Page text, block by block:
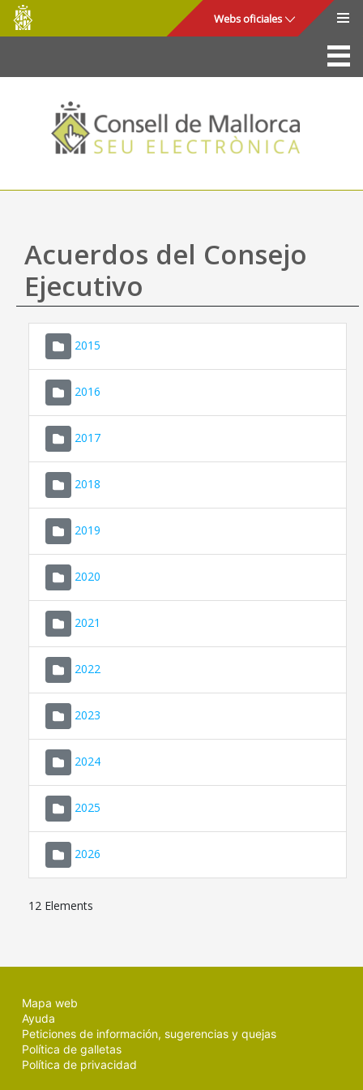
Saltar al contenido principal
Consell
de
Mallorca
Webs oficiales
La Sede
Consejo de Mallorca
Acceso y seguridad
Utilidades
Mapa web
Ayuda
Acuerdos del Consejo
Ejecutivo
2015
2016
2017
2018
2019
2020
2021
2022
2023
2024
2025
2026
12 Elements
Mapa web
Ayuda
Peticiones de información, sugerencias y quejas
Política de galletas
Política de privacidad